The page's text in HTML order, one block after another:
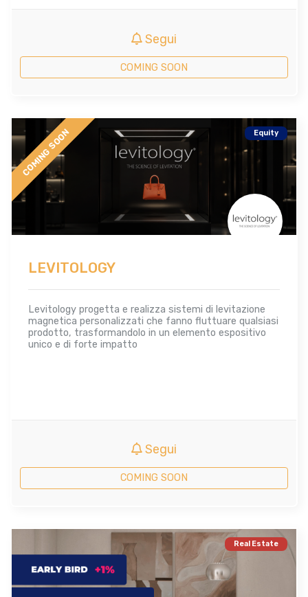
Segui
COMING SOON
COMING SOON Equity
LEVITOLOGY
Levitology progetta e realizza sistemi di levitazione
magnetica personalizzati che fanno fluttuare qualsiasi
prodotto, trasformandolo in un elemento espositivo
unico e di forte impatto
Segui
COMING SOON
Real Estate